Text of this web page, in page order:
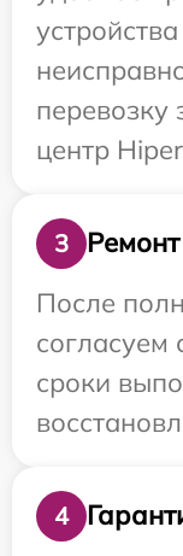
перевозку
центр
3
После
согласуем
сроки
4